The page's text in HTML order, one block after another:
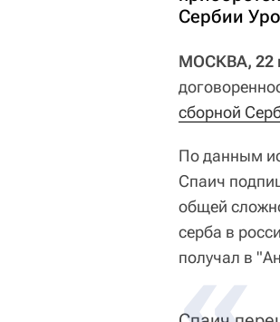
Сербии
МОСКВА, 22
сборной
По данным
Спаич
общей
серба в
получал в